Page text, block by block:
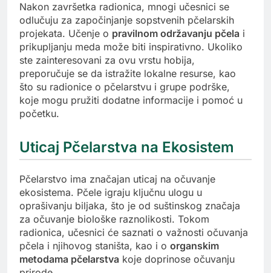
Nakon završetka radionica, mnogi učesnici se
odlučuju za započinjanje sopstvenih pčelarskih
projekata. Učenje o pravilnom održavanju pčela i
prikupljanju meda može biti inspirativno. Ukoliko
ste zainteresovani za ovu vrstu hobija,
preporučuje se da istražite lokalne resurse, kao
što su radionice o pčelarstvu i grupe podrške,
koje mogu pružiti dodatne informacije i pomoć u
početku.
Uticaj Pčelarstva na Ekosistem
Pčelarstvo ima značajan uticaj na očuvanje
ekosistema. Pčele igraju ključnu ulogu u
oprašivanju biljaka, što je od suštinskog značaja
za očuvanje biološke raznolikosti. Tokom
radionica, učesnici će saznati o važnosti očuvanja
pčela i njihovog staništa, kao i o organskim
metodama pčelarstva koje doprinose očuvanju